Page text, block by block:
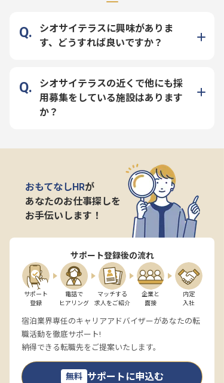
シオサイテラスに興味がありま
す、どうすれば良いですか？
シオサイテラスの近くで他にも採
用募集をしている施設はあります
か？
おもてなしHRが
あなたのお仕事探しを
お手伝いします！
サポート登録後の流れ
サポート
登録
電話で
ヒアリング
マッチする
求人をご紹介
企業と
面接
内定
入社
宿泊業界専任のキャリアアドバイザーがあなたの転
職活動を徹底サポート!
納得できる転職先をご提案いたします。
無料 サポートに申込む